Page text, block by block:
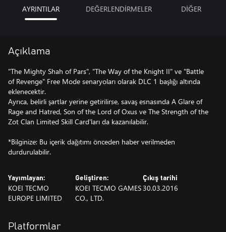
AYRINTILAR DEĞERLENDİRMELER DİĞER
Açıklama
"The Mighty Shah of Pars", "The Way of the Knight II" ve "Battle
of Revenge" Free Mode senaryoları olarak DLC 1 başlığı altında
eklenecektir.
Ayrıca, belirli şartlar yerine getirilirse, savaş esnasında A Glare of
Rage and Hatred, Son of the Lord of Oxus ve The Strength of the
Zot Clan Limited Skill Card'ları da kazanılabilir.
*Bilginize: Bu içerik dağıtımı önceden haber verilmeden
durdurulabilir.
Yayımlayan:
KOEI TECMO
EUROPE LIMITED
Geliştiren:
KOEI TECMO GAMES
CO., LTD.
Çıkış tarihi
30.03.2016
Platformlar